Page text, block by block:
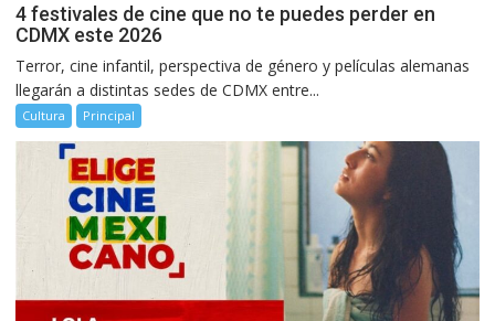
4 festivales de cine que no te puedes perder en
CDMX este 2026
Terror, cine infantil, perspectiva de género y películas alemanas
llegarán a distintas sedes de CDMX entre...
Cultura Principal